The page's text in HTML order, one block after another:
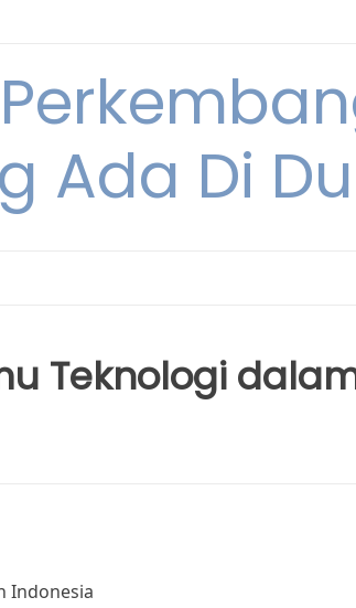
Ada Di
Teknologi
Indonesia